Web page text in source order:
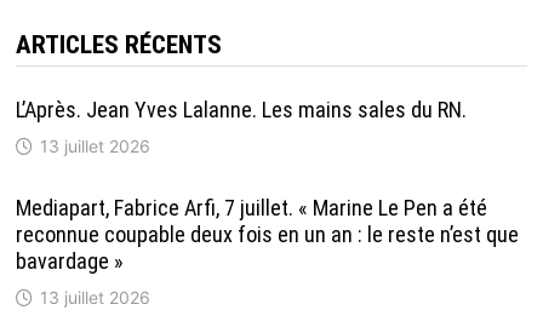
ARTICLES RÉCENTS
L’Après. Jean Yves Lalanne. Les mains sales du RN.
13 juillet 2026
Mediapart, Fabrice Arfi, 7 juillet. « Marine Le Pen a été
reconnue coupable deux fois en un an : le reste n’est que
bavardage »
13 juillet 2026